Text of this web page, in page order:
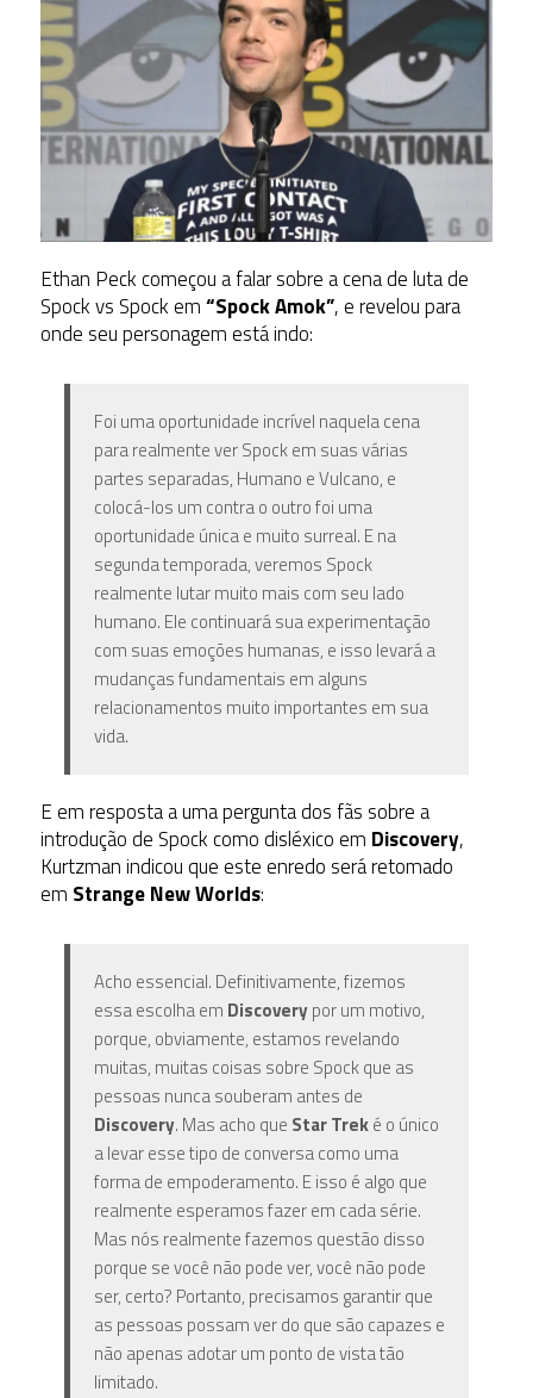
Ethan Peck começou a falar sobre a cena de luta de
Spock vs Spock em“Spock Amok”, e revelou para
onde seu personagem está indo:
Foi uma oportunidade incrível naquela cena
para realmente ver Spock em suas várias
partes separadas, Humano e Vulcano, e
colocá-los um contra o outro foi uma
oportunidade única e muito surreal. E na
segunda temporada, veremos Spock
realmente lutar muito mais com seu lado
humano. Ele continuará sua experimentação
com suas emoções humanas, e isso levará a
mudanças fundamentais em alguns
relacionamentos muito importantes em sua
vida.
E em resposta a uma pergunta dos fãs sobre a
introdução de Spock como disléxico em Discovery,
Kurtzman indicou que este enredo será retomado
em Strange New Worlds:
Acho essencial. Definitivamente, fizemos
essa escolha em Discoverypor um motivo,
porque, obviamente, estamos revelando
muitas, muitas coisas sobre Spock que as
pessoas nunca souberam antes de
Discovery. Mas acho que Star Treké o único
a levar esse tipo de conversa como uma
forma de empoderamento. E isso é algo que
realmente esperamos fazer em cada série.
Mas nós realmente fazemos questão disso
porque se você não pode ver, você não pode
ser, certo? Portanto, precisamos garantir que
as pessoas possam ver do que são capazes e
não apenas adotar um ponto de vista tão
limitado.